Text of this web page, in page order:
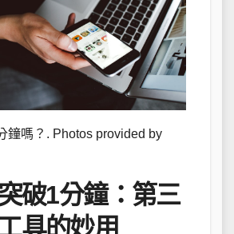
鐘嗎？. Photos provided by
破1分鐘：第三
具的妙用